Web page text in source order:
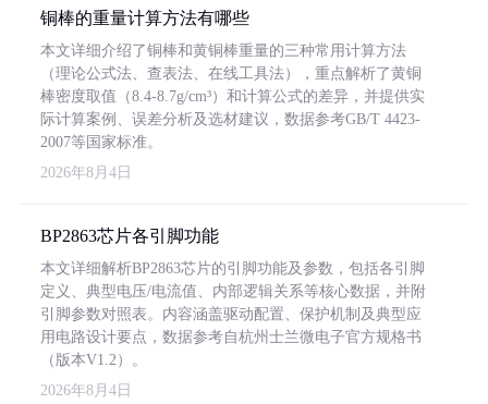
铜棒的重量计算方法有哪些
本文详细介绍了铜棒和黄铜棒重量的三种常用计算方法
（理论公式法、查表法、在线工具法），重点解析了黄铜
棒密度取值（8.4-8.7g/cm³）和计算公式的差异，并提供实
际计算案例、误差分析及选材建议，数据参考GB/T 4423-
2007等国家标准。
2026年8月4日
BP2863芯片各引脚功能
本文详细解析BP2863芯片的引脚功能及参数，包括各引脚
定义、典型电压/电流值、内部逻辑关系等核心数据，并附
引脚参数对照表。内容涵盖驱动配置、保护机制及典型应
用电路设计要点，数据参考自杭州士兰微电子官方规格书
（版本V1.2）。
2026年8月4日